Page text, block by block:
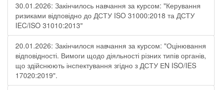
30.01.2026: Закінчилось навчання за курсом: "Керування
ризиками відповідно до ДСТУ ISO 31000:2018 та ДСТУ
IEC/ISO 31010:2013"
20.01.2026: Закінчилося навчання за курсом: "Оцінювання
відповідності. Вимоги щодо діяльності різних типів органів,
що здійснюють інспектування згідно з ДСТУ ЕN ISO/IES
17020:2019".